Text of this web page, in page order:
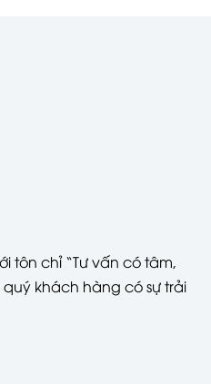
tôn chỉ “Tư vấn có tâm,
khách hàng có sự trải